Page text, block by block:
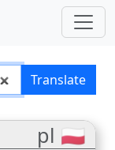
Translate
pl 🇵🇱